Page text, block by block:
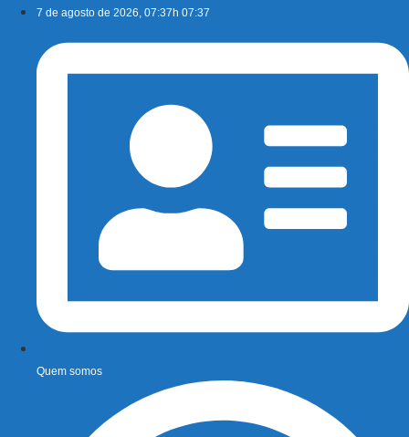
conteúdo
7 de agosto de 2026, 07:37h 07:37
Quem somos